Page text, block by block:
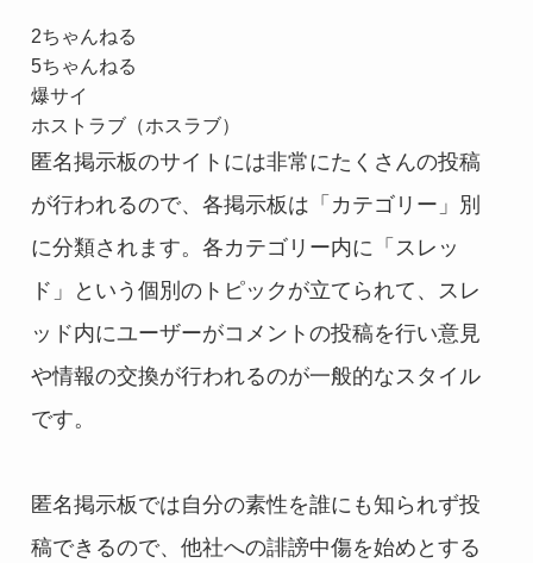
2ちゃんねる
5ちゃんねる
爆サイ
ホストラブ（ホスラブ）
匿名掲示板のサイトには非常にたくさんの投稿
が行われるので、各掲示板は「カテゴリー」別
に分類されます。各カテゴリー内に「スレッ
ド」という個別のトピックが立てられて、スレ
ッド内にユーザーがコメントの投稿を行い意見
や情報の交換が行われるのが一般的なスタイル
です。
匿名掲示板では自分の素性を誰にも知られず投
稿できるので、他社への誹謗中傷を始めとする